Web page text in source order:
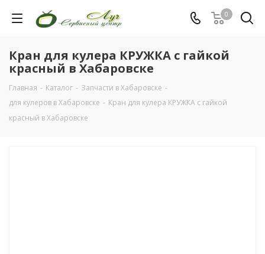
0
Кран для кулера КРУЖКА с гайкой
красный в Хабаровске
Главная - Каталог - Запчасти в Хабаровске -
для кулеров в Хабаровске - Кран для кулера КРУЖКА с гайкой
красный в Хабаровске